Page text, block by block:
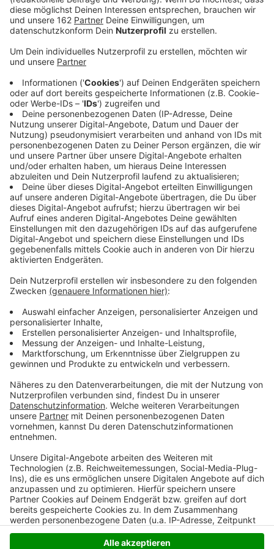
Anzeige
Anzeige
Sorgen um ihre Tiere machen, können jetzt eine
Servicehotline bei der Landwirtschaftskammer
anrufen. Dort sollen alle Fragen rund um das Thema
Herdenschutz gestellt werden können. Zur Vorsorge
sollten einzelne kleinere Pferde oder Pferde in
Kleingruppen nicht über Nacht auf ungeschützten
Weiden gehalten werden. Die Diskussion um den Wolf
ist wieder neu entfacht, nach dem letzte Woche in
Hünxe ein Therapie-Pony gerissen wurde.
Die Durchwahl der Servicehotline Herdenschutz ist 0
29 45 / 98 98 98.
Zeit zwischen 8 und 17 Uhr, freitags zwischen 8 und 13
Uhr besetzt. Darüber hinaus können rund um die Uhr
Beratungstermine über den Anrufbeantworter der
Hotline oder über die
Mailadresse herdenschutz@lwk.nrw.de angefragt
werden.
Anzeige
Anzeige